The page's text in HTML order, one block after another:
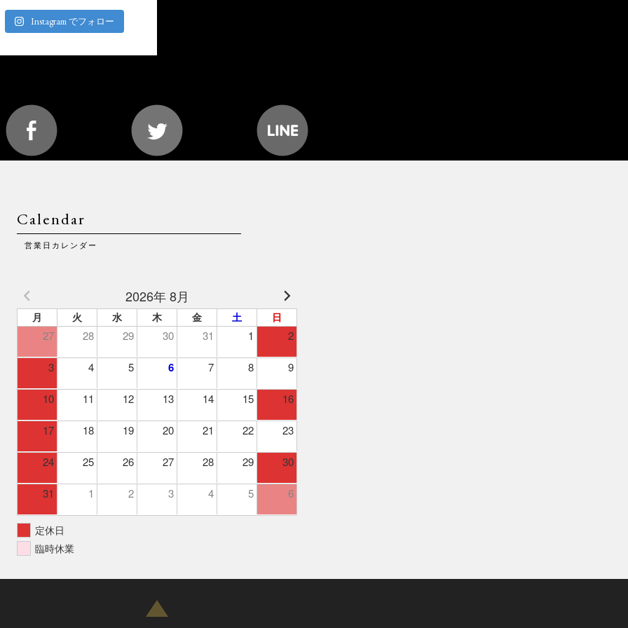
Instagram でフォロー
Calendar
営業日カレンダー
2026年 8月
月 火 水 木 金 土 日
27 28 29 30 31 1 2
3 4 5 6 7 8 9
10 11 12 13 14 15 16
17 18 19 20 21 22 23
24 25 26 27 28 29 30
31 1 2 3 4 5 6
定休日
臨時休業